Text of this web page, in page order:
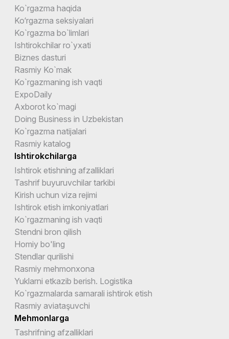
Ko`rgazma haqida
Ko‘rgazma seksiyalari
Ko`rgazma bo`limlari
Ishtirokchilar ro`yxati
Biznes dasturi
Rasmiy Ko`mak
Ko`rgazmaning ish vaqti
ExpoDaily
Axborot ko`magi
Doing Business in Uzbekistan
Ko`rgazma natijalari
Rasmiy katalog
Ishtirokchilarga
Ishtirok etishning afzalliklari
Tashrif buyuruvchilar tarkibi
Kirish uchun viza rejimi
Ishtirok etish imkoniyatlari
Ko`rgazmaning ish vaqti
Stendni bron qilish
Homiy bo'ling
Stendlar qurilishi
Rasmiy mehmonxona
Yuklarni etkazib berish. Logistika
Ko`rgazmalarda samarali ishtirok etish
Rasmiy aviataşuvchi
Mehmonlarga
Tashrifning afzalliklari